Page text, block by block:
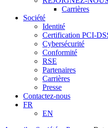
Carrières
Société
Identité
Certification PCI-
Cybersécurité
Conformité
RSE
Partenaires
Carrières
Presse
Contactez-nous
FR
EN